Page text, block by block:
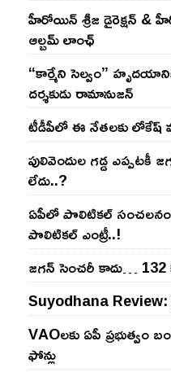
హీరోయిన్ శ్రీజ డైరెక్ష‌న్ &
ఆల్బమ్ లాంఛ్
“కార్మేని సెల్వం”
దర్శకుడు రామానుజన్
టీడీపీలో ఈ నేత‌ల‌కు లోకేష్
పులివెందుల గ‌డ్డ
లేదు..?
ఏపీలో పొలిటిక‌ల్
పొలిటికల్ ఎంట్రీ..!
జ‌గ‌న్ సెంచ‌రీ కాదు…
Suyodhana Review:
VAOల‌కు ఏపీ ప్ర‌భుత్వం
ఫోన్లు